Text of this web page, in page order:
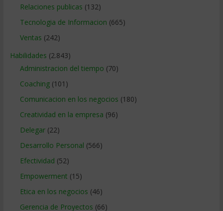
Relaciones publicas (132)
Tecnologia de Informacion (665)
Ventas (242)
Habilidades (2.843)
Administracion del tiempo (70)
Coaching(101)
Comunicacion en los negocios (180)
Creatividad en la empresa (96)
Delegar(22)
Desarrollo Personal (566)
Efectividad (52)
Empowerment (15)
Etica en los negocios (46)
Gerencia de Proyectos (66)